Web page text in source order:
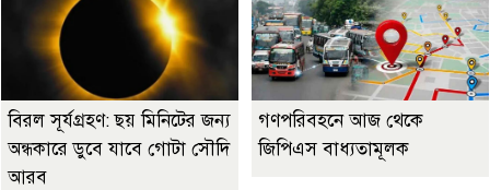
বিরল সূর্যগ্রহণ: ছয় মিনিটের জন্য
অন্ধকারে ডুবে যাবে গোটা সৌদি
আরব
গণপরিবহনে আজ থেকে
জিপিএস বাধ্যতামূলক